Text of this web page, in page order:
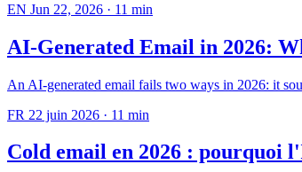
EN Jun 22, 2026 · 11 min
AI-Generated Email in 2026:
An AI-generated email fails two ways in 2026: it
FR 22 juin 2026 · 11 min
Cold email en 2026 : pourquoi